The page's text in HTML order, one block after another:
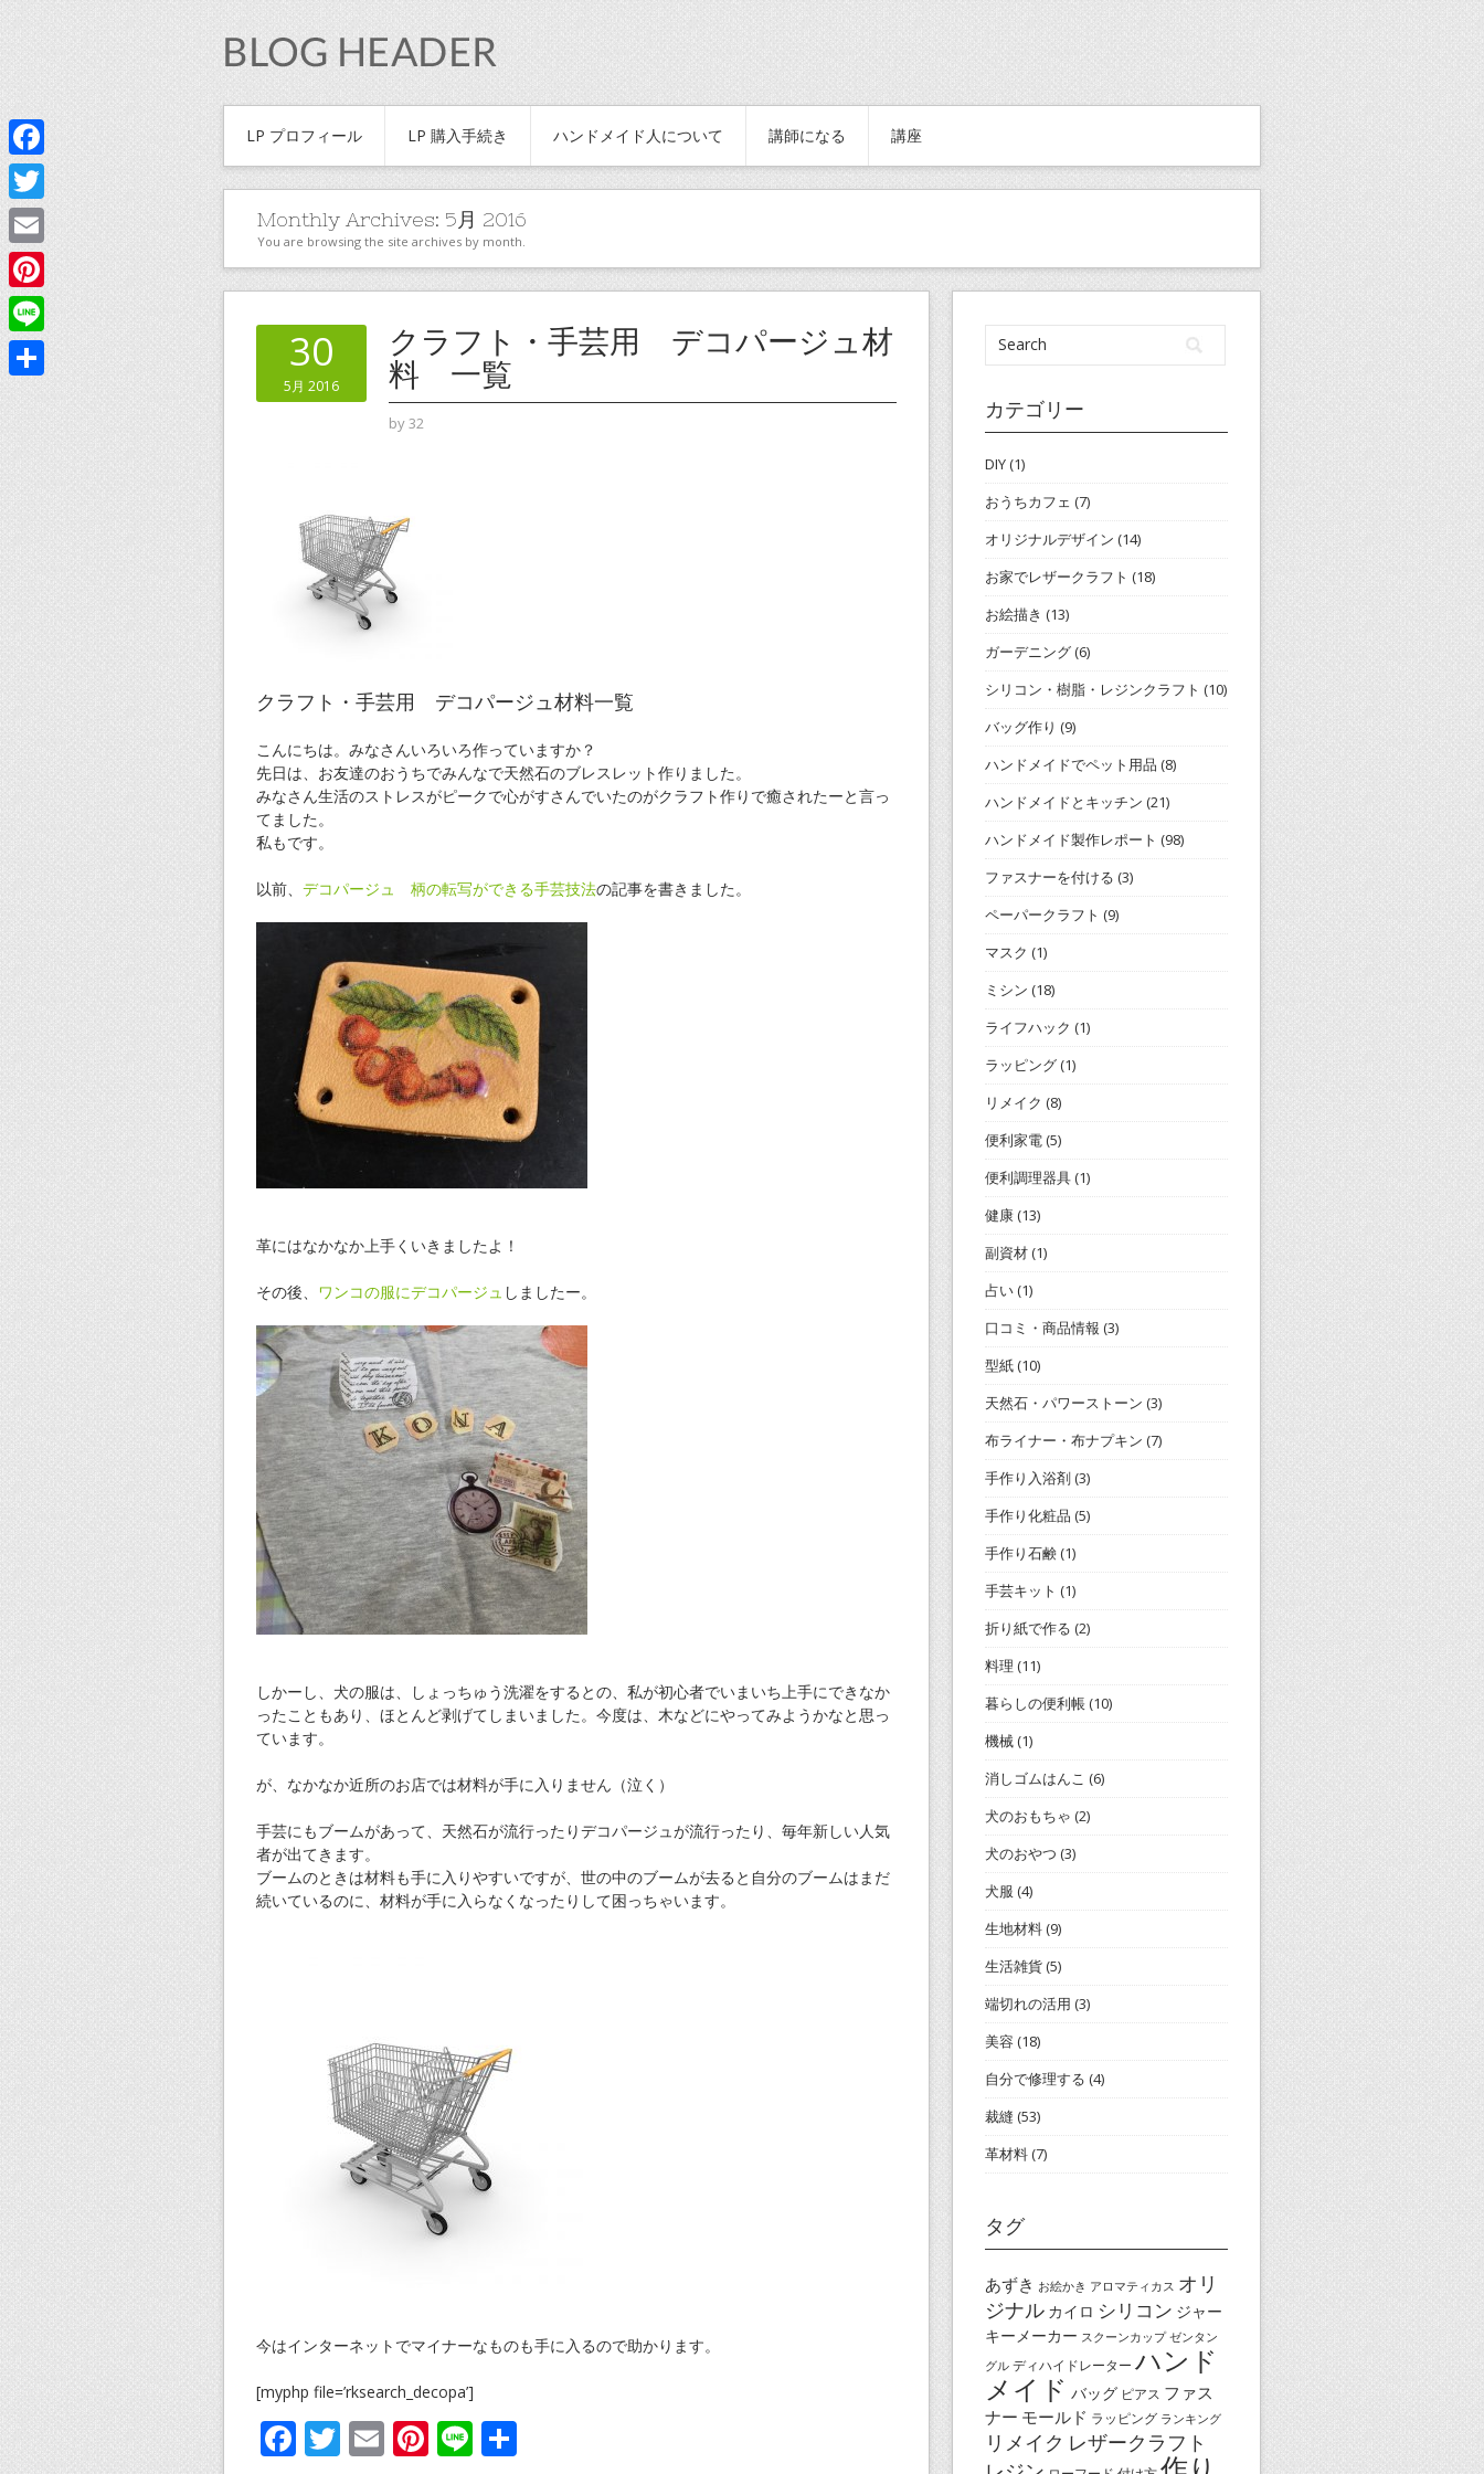
LP プロフィール LP 購入手続き ハンドメイド人について 講師になる 講座
Monthly Archives: 5月 2016
You are browsing the site archives by month.
30
5月 2016
クラフト・手芸用 デコパージュ材
料 一覧
by32
クラフト・手芸用 デコパージュ材料一覧
こんにちは。みなさんいろいろ作っていますか？
先日は、お友達のおうちでみんなで天然石のブレスレット作りました。
みなさん生活のストレスがピークで心がすさんでいたのがクラフト作りで癒されたーと言っ
てました。
私もです。
以前、 デコパージュ 柄の転写ができる手芸技法の記事を書きました。
革にはなかなか上手くいきましたよ！
その後、 ワンコの服にデコパージュ しましたー。
しかーし、犬の服は、しょっちゅう洗濯をするとの、私が初心者でいまいち上手にできなか
ったこともあり、ほとんど剥げてしまいました。今度は、木などにやってみようかなと思っ
ています。
が、なかなか近所のお店では材料が手に入りません（泣く）
手芸にもブームがあって、天然石が流行ったりデコパージュが流行ったり、毎年新しい人気
者が出てきます。
ブームのときは材料も手に入りやすいですが、世の中のブームが去ると自分のブームはまだ
続いているのに、材料が手に入らなくなったりして困っちゃいます。
今はインターネットでマイナーなものも手に入るので助かります。
[myphp file=’rksearch_decopa’]
F T E Pi Li
カテゴリー
DIY(1)
おうちカフェ (7)
オリジナルデザイン (14)
お家でレザークラフト (18)
お絵描き (13)
ガーデニング(6)
シリコン・樹脂・レジンクラフト (10)
バッグ作り (9)
ハンドメイドでペット用品 (8)
ハンドメイドとキッチン (21)
ハンドメイド製作レポート (98)
ファスナーを付ける (3)
ペーパークラフト (9)
マスク (1)
ミシン (18)
ライフハック (1)
ラッピング(1)
リメイク (8)
便利家電(5)
便利調理器具(1)
健康(13)
副資材(1)
占い(1)
口コミ・商品情報 (3)
型紙(10)
天然石・パワーストーン (3)
布ライナー・布ナプキン (7)
手作り入浴剤(3)
手作り化粧品 (5)
手作り石鹸(1)
手芸キット (1)
折り紙で作る (2)
料理 (11)
暮らしの便利帳(10)
機械(1)
消しゴムはんこ (6)
犬のおもちゃ (2)
犬のおやつ (3)
犬服 (4)
生地材料(9)
生活雑貨(5)
端切れの活用 (3)
美容 (18)
自分で修理する (4)
裁縫 (53)
革材料(7)
タグ
あずき お絵かき アロマティカス オリ
ジナル カイロ シリコン ジャー
キーメーカー スクーンカップ ゼンタン
グル ディハイドレーター ハンド
メイド バッグ ピアス ファス
ナー モールド ラッピング ランキング
リメイク レザークラフト
Facebook
Twitter
Email
Pinterest
Line